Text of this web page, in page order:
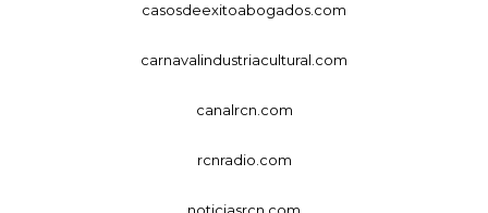
casosdeexitoabogados.com
carnavalindustriacultural.com
canalrcn.com
rcnradio.com